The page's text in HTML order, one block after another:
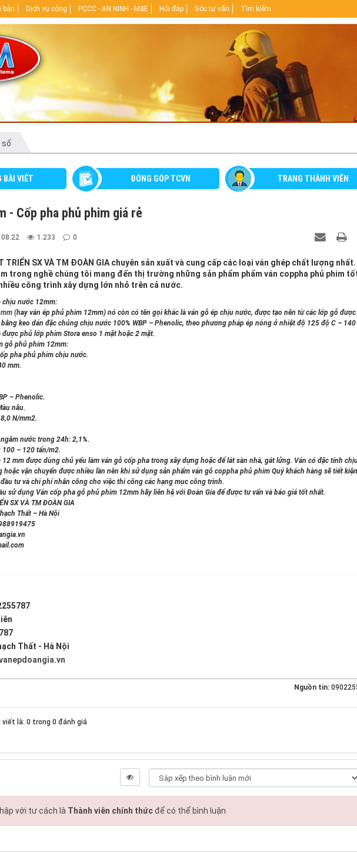
bản Dịch vụ công PCCC - AN NINH - M&E Hỏi đáp Góc tư vấn Tìm kiếm
BÀI VIẾT ĐÓNG GÓP TCVN TRANG THÀNH VIÊN
- Cốp pha phủ phim giá rẻ
1.233 0
TRIỂN SX VÀ TM ĐOÀN GIA chuyên sản xuất và cung cấp các loại ván ghép chất lượng
trong nghề chúng tôi mang đến thị trường những sản phẩm phẩm ván coppha phủ phim
công trình xây dựng lớn nhỏ trên cả nước.
chịu nước 12mm:
(hay ván ép phủ phim 12mm) nó còn có tên gọi khác là ván gỗ ép chịu nước, được tạo nên từ các lớp gỗ được
keo dán đặc chủng chịu nước 100% WBP – Phenolic, theo phương pháp ép nóng ở nhiệt độ 125 độ C – 140
được phủ lớp phim Stora enso 1 mặt hoặc 2 mặt.
gỗ phủ phim 12mm:
pha phủ phim chịu nước.
mm.
– Phenolic.
nâu.
N/mm2.
nước trong 24h: 2,1%.
100 – 120 tấn/m2.
mm được dùng chủ yếu làm ván gỗ cốp pha trong xây dựng hoặc để lát sàn nhà, gát lửng. Ván có đặc tính
hoặc vận chuyển được nhiều lần nên khi sử dụng sản phẩm ván gỗ coppha phủ phim Quý khách hàng sẽ tiết
tư và chi phí nhân công cho việc thi công các hạng mục công trình.
sử dụng Ván cốp pha gỗ phủ phim 12mm hãy liên hệ với Đoàn Gia để được tư vấn và báo giá tốt nhất.
SX VÀ TM ĐOÀN GIA
Thất – Hà Nội
Thất - Hà Nội
Nguồn tin:
viết là: 0 trong 0 đánh giá
với tư cách là Thành viên chính thứcđể có thể bình luận